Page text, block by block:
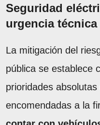
Seguridad
urgencia técnica
La mitigación del
pública se establece
prioridades
encomendadas a la